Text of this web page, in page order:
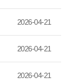
2026-04-21
2026-04-21
2026-04-21